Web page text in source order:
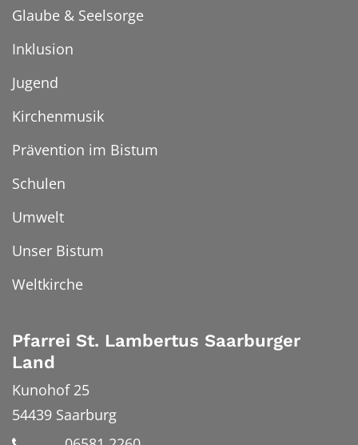
Glaube & Seelsorge
Inklusion
Jugend
Kirchenmusik
Prävention im Bistum
Schulen
Umwelt
Unser Bistum
Weltkirche
Pfarrei St. Lambertus Saarburger
Land
Kunohof 25
54439 Saarburg